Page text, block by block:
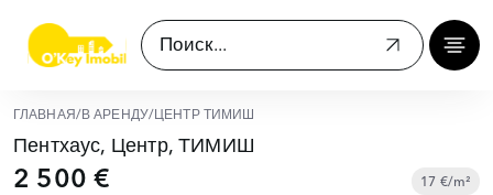
ГЛАВНАЯ/ В АРЕНДУ/ ЦЕНТР ТИМИШ
Пентхаус, Центр, ТИМИШ
2 500 € 17 €/m²